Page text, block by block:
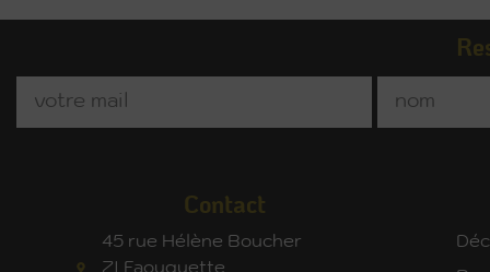
Contact
45 rue Hélène Boucher
ZI Faouquette